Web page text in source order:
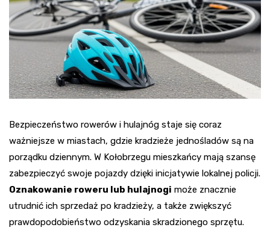
Bezpieczeństwo rowerów i hulajnóg staje się coraz
ważniejsze w miastach, gdzie kradzieże jednośladów są na
porządku dziennym. W Kołobrzegu mieszkańcy mają szansę
zabezpieczyć swoje pojazdy dzięki inicjatywie lokalnej policji.
Oznakowanie roweru lub hulajnogi może znacznie
utrudnić ich sprzedaż po kradzieży, a także zwiększyć
prawdopodobieństwo odzyskania skradzionego sprzętu.